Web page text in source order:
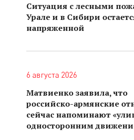
Ситуация с лесными
Урале и в Сибири
напряженной
6 августа 2026
Матвиенко заявила, что
российско-армянские
сейчас напоминают
односторонним